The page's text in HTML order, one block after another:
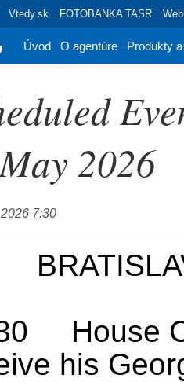
Vtedy.sk FOTOBANKA TASR
Úvod O agentúre Produkty
2026
7:30
House
his